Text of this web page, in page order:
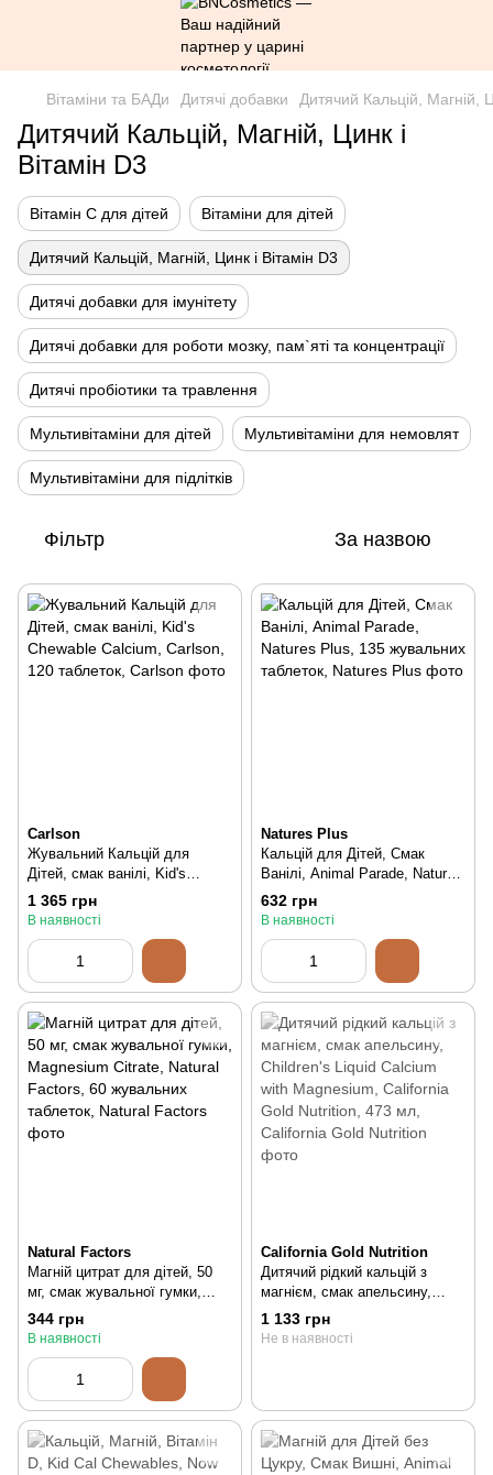
Вітаміни та БАДи Дитячі добавки Дитячий Кальцій, Магній,
Дитячий Кальцій, Магній, Цинк і
Вітамін D3
Вітамін С для дітей Вітаміни для дітей
Дитячий Кальцій, Магній, Цинк і Вітамін D3
Дитячі добавки для імунітету
Дитячі добавки для роботи мозку, пам`яті та концентрації
Дитячі пробіотики та травлення
Мультивітаміни для дітей Мультивітаміни для немовлят
Мультивітаміни для підлітків
Фільтр За назвою
Carlson
Жувальний Кальцій для
Дітей, смак ванілі, Kid's
Chewable Calcium, Carlson,
120 таблеток, 120 шт
1 365 грн
В наявності
Natures Plus
Кальцій для Дітей, Смак
Ванілі, Animal Parade, Natures
Plus, 135 жувальних таблеток,
135 шт
632 грн
В наявності
Natural Factors
Магній цитрат для дітей, 50
мг, смак жувальної гумки,
Magnesium Citrate, Natural
Factors, 60 жувальних
344 грн
В наявності
California Gold Nutrition
Дитячий рідкий кальцій з
магнієм, смак апельсину,
Children's Liquid Calcium with
Magnesium, California Gold
1 133 грн
Не в наявності